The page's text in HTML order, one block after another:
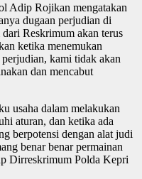
Adip Rojikan mengatakan
dugaan perjudian di
Reskrimum akan terus
ketika menemukan
kami tidak akan
dan mencabut
usaha dalam melakukan
aturan, dan ketika ada
berpotensi dengan alat judi
benar benar permainan
Dirreskrimum Polda Kepri